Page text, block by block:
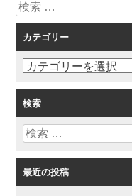
ゲ
ー
シ
ョ
ン
検
索
カテゴリー
カ
ゴ
リ
ー
検索
検
最近の投稿